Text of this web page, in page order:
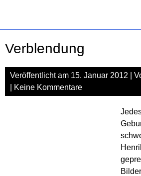
Verblendung
Veröffentlicht am 15. Januar 2012 |
Keine Kommentare